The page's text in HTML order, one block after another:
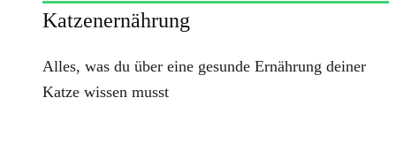
Katzenernährung
Alles, was du über eine gesunde Ernährung deiner
Katze wissen musst